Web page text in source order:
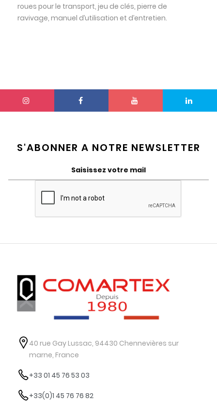
roues pour le transport, jeu de clés, pierre de
ravivage, manuel d’utilisation et d’entretien.
S'ABONNER A NOTRE NEWSLETTER
40 rue Gay Lussac, 94430 Chennevières sur
marne, France
+33 01 45 76 53 03
+33(0)1 45 76 76 82